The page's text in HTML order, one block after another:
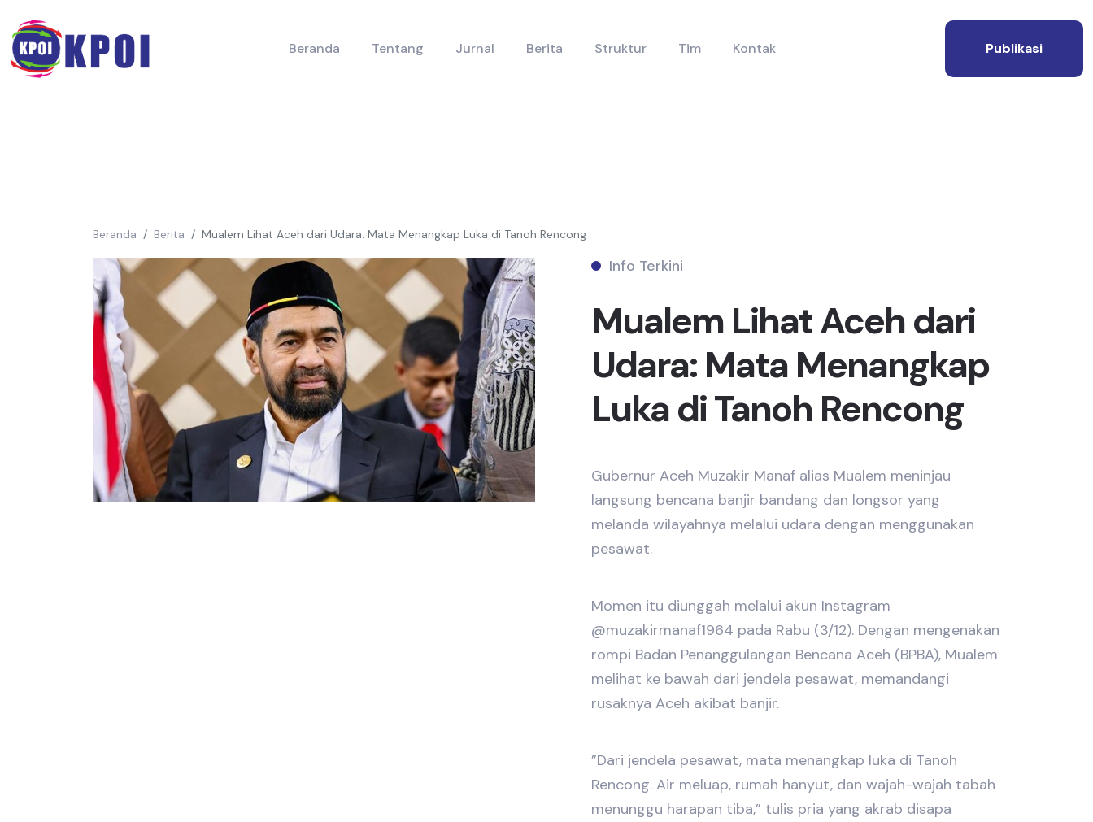
Beranda Tentang Jurnal Berita Struktur Tim Kontak Publikasi
Beranda Berita Mualem Lihat Aceh dari Udara: Mata Menangkap Luka di Tanoh Rencong
Info Terkini
Mualem Lihat Aceh dari
Udara: Mata Menangkap
Luka di Tanoh Rencong
Gubernur Aceh Muzakir Manaf alias Mualem meninjau
langsung bencana banjir bandang dan longsor yang
melanda wilayahnya melalui udara dengan menggunakan
pesawat.
Momen itu diunggah melalui akun Instagram
@muzakirmanaf1964 pada Rabu (3/12). Dengan mengenakan
rompi Badan Penanggulangan Bencana Aceh (BPBA), Mualem
melihat ke bawah dari jendela pesawat, memandangi
rusaknya Aceh akibat banjir.
”Dari jendela pesawat, mata menangkap luka di Tanoh
Rencong. Air meluap, rumah hanyut, dan wajah-wajah tabah
menunggu harapan tiba,” tulis pria yang akrab disapa